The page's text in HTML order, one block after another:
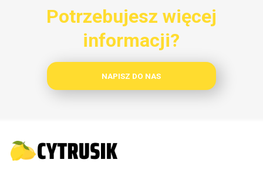
Potrzebujesz więcej
informacji?
NAPISZ DO NAS